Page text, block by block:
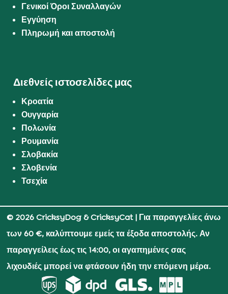
Γενικοί Όροι Συναλλαγών
Εγγύηση
Πληρωμή και αποστολή
Διεθνείς ιστοσελίδες μας
Κροατία
Ουγγαρία
Πολωνία
Ρουμανία
Σλοβακία
Σλοβενία
Τσεχία
© 2026 CricksyDog & CricksyCat| Για παραγγελίες άνω
των 60 €, καλύπτουμε εμείς τα έξοδα αποστολής. Αν
παραγγείλεις έως τις 14:00, οι αγαπημένες σας
λιχουδιές μπορεί να φτάσουν ήδη την επόμενη μέρα.